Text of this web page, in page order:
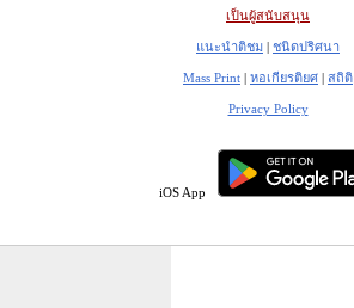
เป็นผู้สนับสนุน
แนะนำติชม | ชนิดปริศนา
Mass Print | หอเกียรติยศ | สถิติ
Privacy Policy
iOS App